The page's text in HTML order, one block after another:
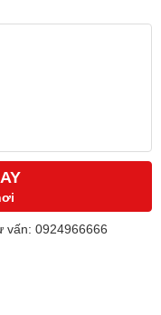
vấn: 0924966666